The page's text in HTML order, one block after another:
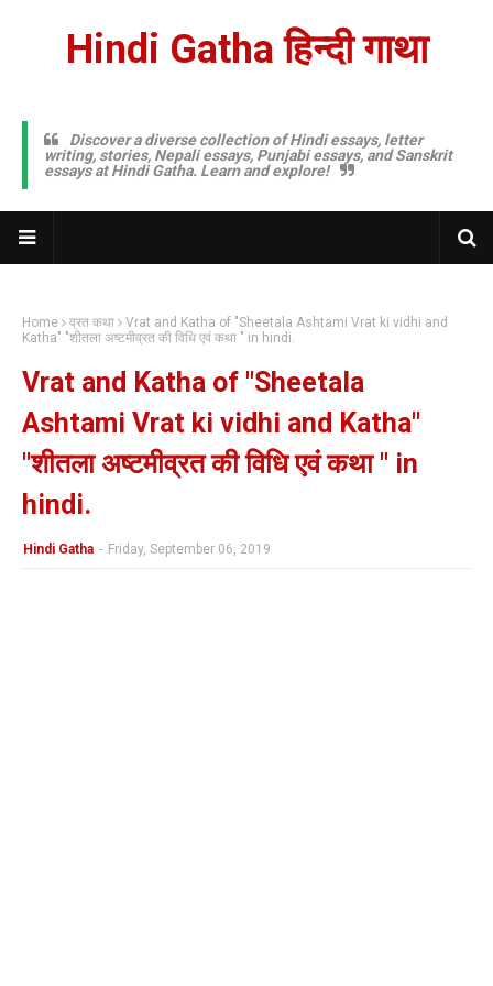
Hindi Gatha हिन्दी गाथा
Discover a diverse collection of Hindi essays, letter
writing, stories, Nepali essays, Punjabi essays, and Sanskrit
essays at Hindi Gatha. Learn and explore!
Home व्रत कथा
Vrat and Katha of "Sheetala Ashtami Vrat ki vidhi and
Katha" "शीतला अष्टमीव्रत की विधि एवं कथा " in hindi.
Vrat and Katha of "Sheetala
Ashtami Vrat ki vidhi and Katha"
"शीतला अष्टमीव्रत की विधि एवं कथा " in
hindi.
Hindi Gatha - Friday, September 06, 2019